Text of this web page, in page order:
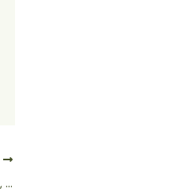
Trzy Korony: Król Pienin. Wszystko, co musisz wiedzieć przed wyjściem na szlak!